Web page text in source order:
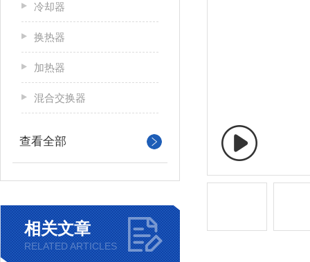
冷却器
换热器
加热器
混合交换器
查看全部
相关文章
RELATED ARTICLES